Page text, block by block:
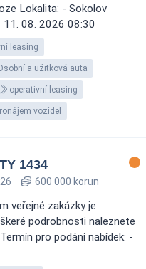
Lokalita: - Sokolov
11. 08. 2026 08:30
leasing
a užitková auta
operativní leasing
vozidel
1434
600 000 korun
veřejné zakázky je
podrobnosti naleznete
pro podání nabídek: -